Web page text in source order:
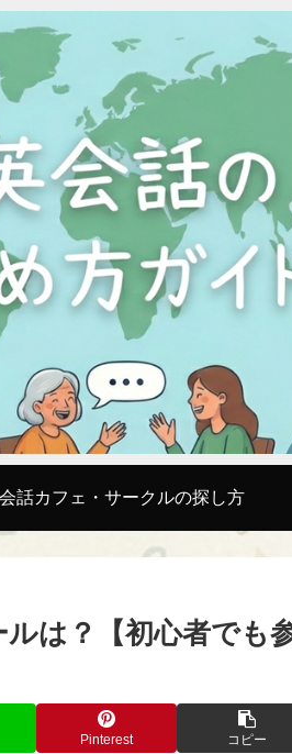
話カフェ・サークルの探し方
は？【初心者でも
Pinterest コピー